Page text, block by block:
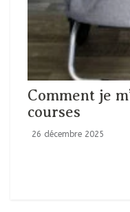
Comment je
courses
26 décembre 2025